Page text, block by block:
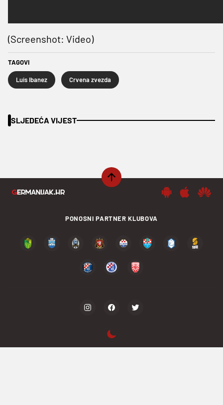
(Screenshot: Video)
TAGOVI
Luis Ibanez Crvena zvezda
SLJEDEĆA VIJEST
PONOSNI PARTNER KLUBOVA